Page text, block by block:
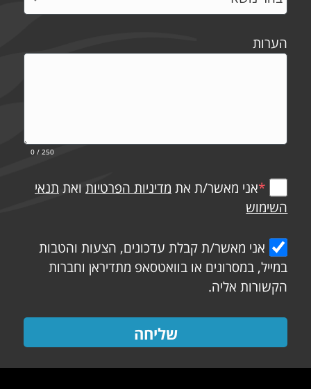
הערות
0 / 250
*אני מאשר/ת את מדיניות הפרטיות ואת תנאי
השימוש
אני מאשר/ת קבלת עדכונים, הצעות והטבות
במייל, במסרונים או בוואטסאפ מתדיראן וחברות
הקשורות אליה.
שליחה